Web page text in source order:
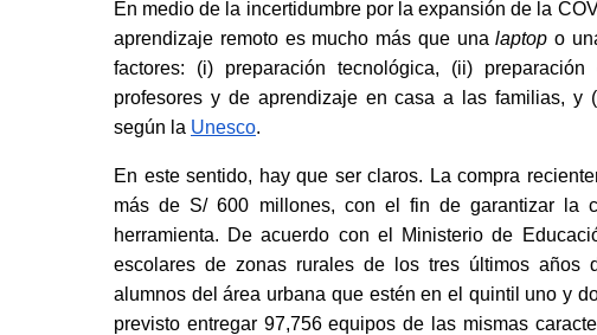
En medio de la incertidumbre por la expansión de la
aprendizaje remoto es mucho más que una laptop o
factores: (i) preparación tecnológica, (ii)
profesores y de aprendizaje en casa a las familias, y
según la Unesco.
En este sentido, hay que ser claros. La compra
más de S/ 600 millones, con el fin de garantizar la
herramienta. De acuerdo con el Ministerio de
escolares de zonas rurales de los tres últimos años
alumnos del área urbana que estén en el quintil uno y
previsto entregar 97,756 equipos de las mismas